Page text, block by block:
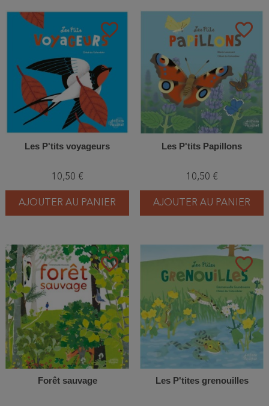
favorite_border
Les P'tits voyageurs
10,50 €
AJOUTER AU PANIER
favorite_border
Les P'tits Papillons
10,50 €
AJOUTER AU PANIER
favorite_border
Forêt sauvage
favorite_border
Les P'tites grenouilles